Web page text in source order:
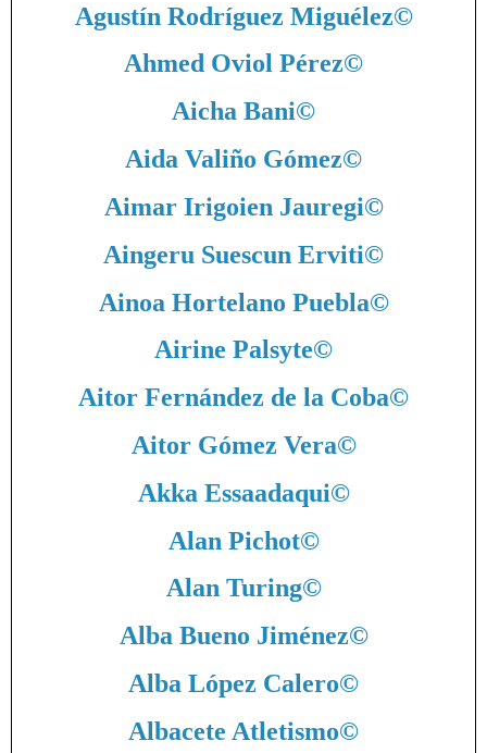
Agustín Rodríguez Miguélez©
Ahmed Oviol Pérez©
Aicha Bani©
Aida Valiño Gómez©
Aimar Irigoien Jauregi©
Aingeru Suescun Erviti©
Ainoa Hortelano Puebla©
Airine Palsyte©
Aitor Fernández de la Coba©
Aitor Gómez Vera©
Akka Essaadaqui©
Alan Pichot©
Alan Turing©
Alba Bueno Jiménez©
Alba López Calero©
Albacete Atletismo©